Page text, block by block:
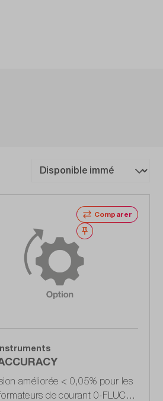
Comparer
Noter
améliorée < 0,05% pour les
de courant 0-FLUCS